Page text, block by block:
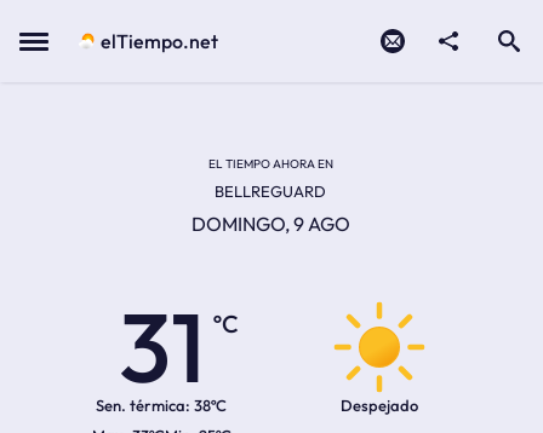
Menu elTiempo.net
EL TIEMPO AHORA EN
BELLREGUARD
DOMINGO, 9 AGO
31
ºC
Sen. térmica: 38ºC Despejado